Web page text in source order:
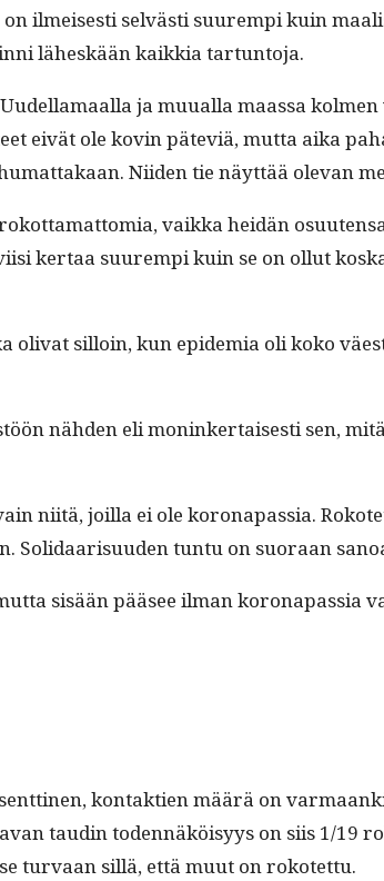
ilmeis­es­ti selvästi suurem­pi kuin
läh­eskään kaikkia tartuntoja.
ja muual­la maas­sa kol­men
eivät ole kovin päte­viä, mut­ta aika
Niiden tie näyt­tää ole­van
vaik­ka hei­dän
ker­taa suurem­pi kuin se on ollut
sil­loin, kun epi­demia oli koko
näh­den eli moninker­tais­es­ti sen,
niitä, joil­la ei ole koron­a­pas­sia.
tun­tu on suo­raan
sisään pääsee ilman koron­a­pas­sia
kon­tak­tien määrä on
taudin toden­näköisyys on siis 1/19
tur­vaan sil­lä, että muut on rokotettu.